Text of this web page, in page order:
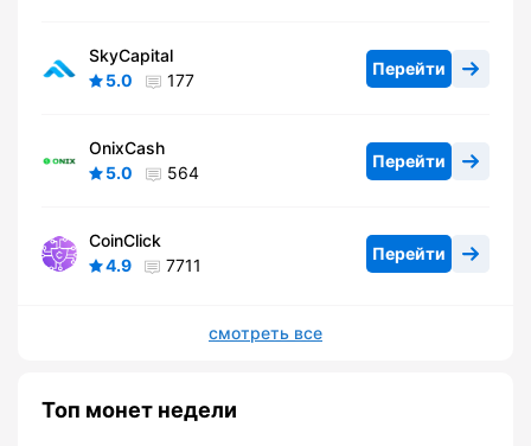
SkyCapital
5.0
177
Перейти
OnixCash
5.0
564
Перейти
CoinClick
4.9
7711
Перейти
смотреть все
Топ монет недели